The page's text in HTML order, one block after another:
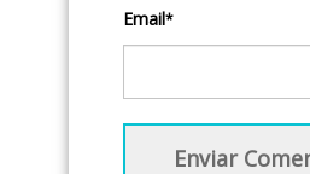
Email*